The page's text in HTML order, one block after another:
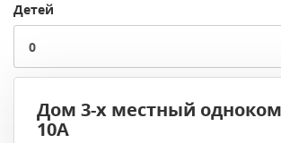
Детей
Дом 3-х местный
10А